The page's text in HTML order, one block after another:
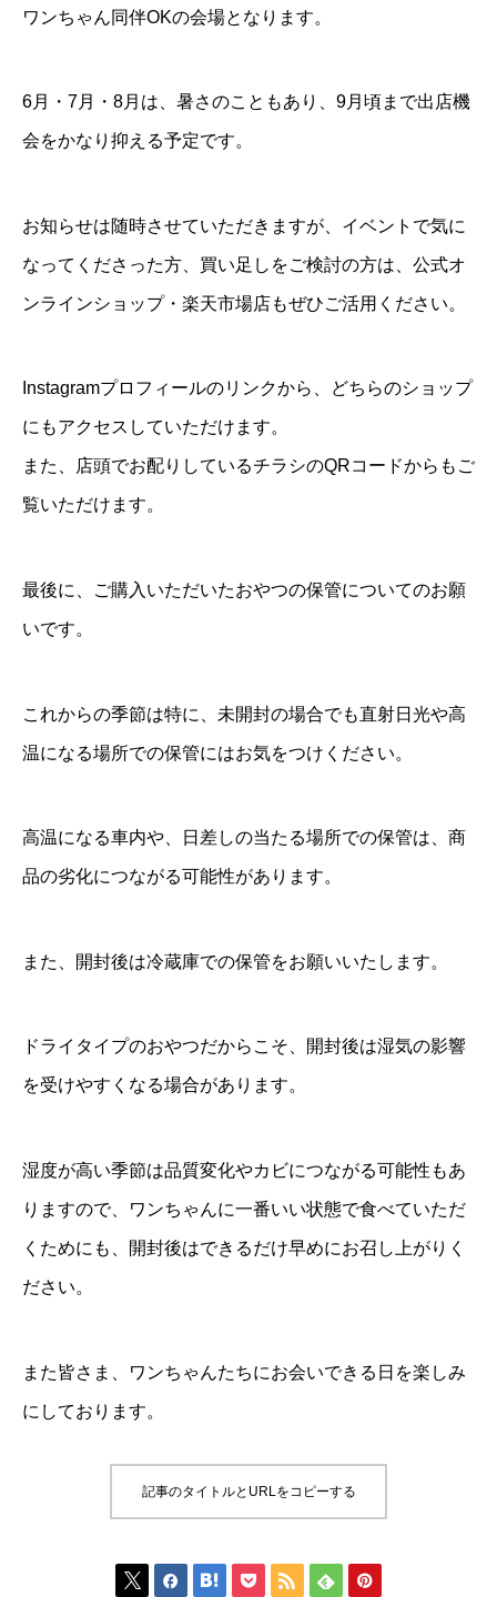
ワンちゃん同伴OKの会場となります。
6月・7月・8月は、暑さのこともあり、9月頃まで出店機
会をかなり抑える予定です。
お知らせは随時させていただきますが、イベントで気に
なってくださった方、買い足しをご検討の方は、公式オ
ンラインショップ・楽天市場店もぜひご活用ください。
Instagramプロフィールのリンクから、どちらのショップ
にもアクセスしていただけます。
また、店頭でお配りしているチラシのQRコードからもご
覧いただけます。
最後に、ご購入いただいたおやつの保管についてのお願
いです。
これからの季節は特に、未開封の場合でも直射日光や高
温になる場所での保管にはお気をつけください。
高温になる車内や、日差しの当たる場所での保管は、商
品の劣化につながる可能性があります。
また、開封後は冷蔵庫での保管をお願いいたします。
ドライタイプのおやつだからこそ、開封後は湿気の影響
を受けやすくなる場合があります。
湿度が高い季節は品質変化やカビにつながる可能性もあ
りますので、ワンちゃんに一番いい状態で食べていただ
くためにも、開封後はできるだけ早めにお召し上がりく
ださい。
また皆さま、ワンちゃんたちにお会いできる日を楽しみ
にしております。
記事のタイトルとURLをコピーする
      